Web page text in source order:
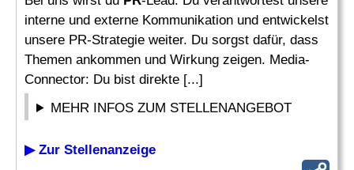
interne und externe Kommunikation und entwickelst
unsere PR-Strategie weiter. Du sorgst dafür, dass
Themen ankommen und Wirkung zeigen. Media-
Connector: Du bist direkte [...]
MEHR INFOS ZUM STELLENANGEBOT
▶ Zur Stellenanzeige